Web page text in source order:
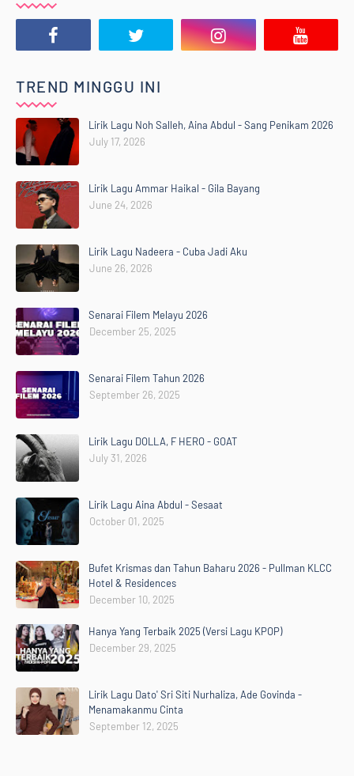
TREND MINGGU INI
Lirik Lagu Noh Salleh, Aina Abdul - Sang Penikam 2026
July 17, 2026
Lirik Lagu Ammar Haikal - Gila Bayang
June 24, 2026
Lirik Lagu Nadeera - Cuba Jadi Aku
June 26, 2026
Senarai Filem Melayu 2026
December 25, 2025
Senarai Filem Tahun 2026
September 26, 2025
Lirik Lagu DOLLA, F HERO - GOAT
July 31, 2026
Lirik Lagu Aina Abdul - Sesaat
October 01, 2025
Bufet Krismas dan Tahun Baharu 2026 - Pullman KLCC
Hotel & Residences
December 10, 2025
Hanya Yang Terbaik 2025 (Versi Lagu KPOP)
December 29, 2025
Lirik Lagu Dato' Sri Siti Nurhaliza, Ade Govinda -
Menamakanmu Cinta
September 12, 2025